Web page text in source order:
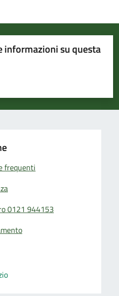
informazioni su questa
su 5
5
frequenti
0121 944153